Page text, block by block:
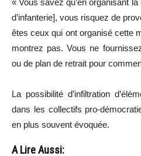
d’infanterie], vous risquez de
êtes ceux qui ont organisé cette
montrez pas. Vous ne
ou de plan de retrait pour
La possibilité d’infiltration
dans les collectifs pro-
en plus souvent évoquée.
A Lire Aussi: